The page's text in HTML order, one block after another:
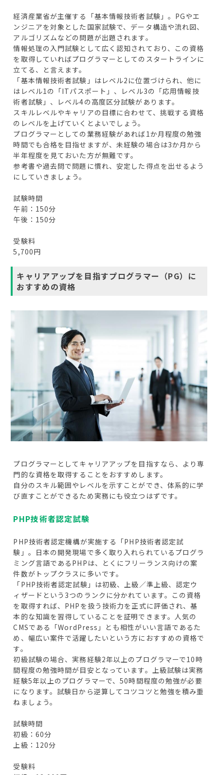
経済産業省が主催する「基本情報技術者試験」。PGやエ
ンジニアを対象とした国家試験で、データ構造や流れ図、
アルゴリズムなどの問題が出題されます。
情報処理の入門試験として広く認知されており、この資格
を取得していればプログラマーとしてのスタートラインに
立てる、と言えます。
「基本情報技術者試験」はレベル2に位置づけられ、他に
はレベル1の「ITパスポート」、レベル3の「応用情報技
術者試験」、レベル4の高度区分試験があります。
スキルレベルやキャリアの目標に合わせて、挑戦する資格
のレベルを上げていくとよいでしょう。
プログラマーとしての業務経験があれば1か月程度の勉強
時間でも合格を目指せますが、未経験の場合は3か月から
半年程度を見ておいた方が無難です。
参考書や過去問で問題に慣れ、安定した得点を出せるよう
にしていきましょう。
試験時間
午前：150分
午後：150分
受験料
5,700円
キャリアアップを目指すプログラマー（PG）に
おすすめの資格
プログラマーとしてキャリアアップを目指すなら、より専
門的な資格を取得することをおすすめします。
自分のスキル範囲やレベルを示すことができ、体系的に学
び直すことができるため実務にも役立つはずです。
PHP技術者認定試験
PHP技術者認定機構が実施する「PHP技術者認定試
験」。日本の開発現場で多く取り入れられているプログラ
ミング言語であるPHPは、とくにフリーランス向けの案
件数がトップクラスに多いです。
「PHP技術者認定試験」は初級、上級／準上級、認定ウ
ィザードという3つのランクに分かれています。この資格
を取得すれば、PHPを扱う技術力を正式に評価され、基
本的な知識を習得していることを証明できます。人気の
CMSである「WordPress」とも相性がいい言語であるた
め、幅広い案件で活躍したいという方におすすめの資格で
す。
初級試験の場合、実務経験2年以上のプログラマーで10時
間程度の勉強時間が目安となっています。上級試験は実務
経験5年以上のプログラマーで、50時間程度の勉強が必要
になります。試験日から逆算してコツコツと勉強を積み重
ねましょう。
試験時間
初級：60分
上級：120分
受験料